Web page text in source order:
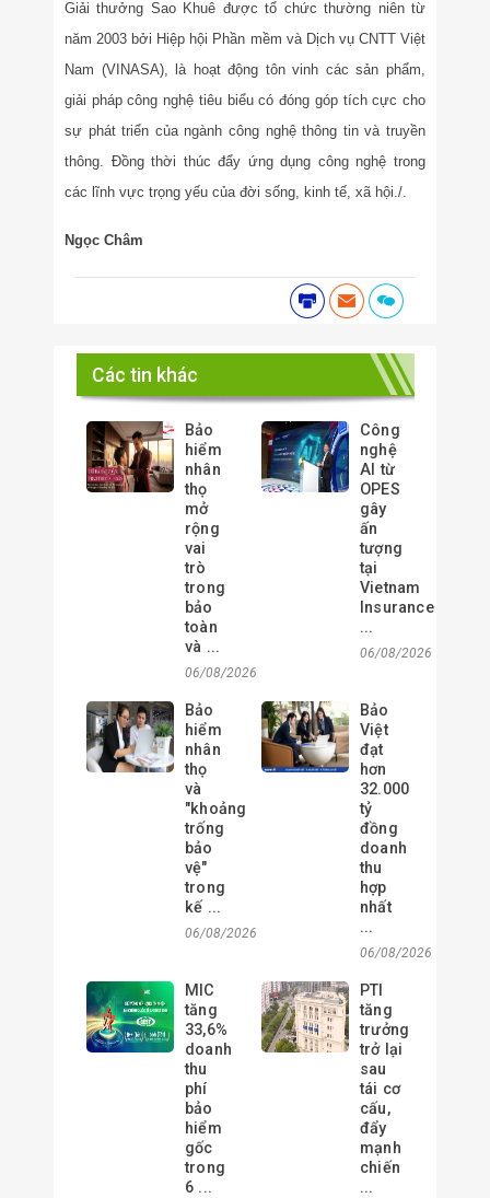
Giải thưởng Sao Khuê được tổ chức thường niên từ
năm 2003 bởi Hiệp hội Phần mềm và Dịch vụ CNTT Việt
Nam (VINASA), là hoạt động tôn vinh các sản phẩm,
giải pháp công nghệ tiêu biểu có đóng góp tích cực cho
sự phát triển của ngành công nghệ thông tin và truyền
thông. Đồng thời thúc đẩy ứng dụng công nghệ trong
các lĩnh vực trọng yếu của đời sống, kinh tế, xã hội./.
Ngọc Châm
Các tin khác
Bảo
hiểm
nhân
thọ
mở
rộng
vai
trò
trong
bảo
toàn
và ...
06/08/2026
Công
nghệ
AI từ
OPES
gây
ấn
tượng
tại
Vietnam
Insurance
...
06/08/2026
Bảo
hiểm
nhân
thọ
và
"khoảng
trống
bảo
vệ"
trong
kế ...
06/08/2026
Bảo
Việt
đạt
hơn
32.000
tỷ
đồng
doanh
thu
hợp
nhất
...
06/08/2026
MIC
tăng
33,6%
doanh
thu
phí
bảo
hiểm
gốc
trong
6 ...
PTI
tăng
trưởng
trở lại
sau
tái cơ
cấu,
đẩy
mạnh
chiến
...